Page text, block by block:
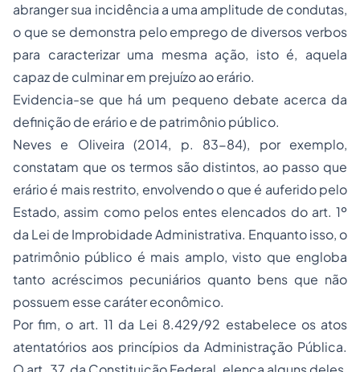
abranger sua incidência a uma amplitude de condutas,
o que se demonstra pelo emprego de diversos verbos
para caracterizar uma mesma ação, isto é, aquela
capaz de culminar em prejuízo ao erário.
Evidencia-se que há um pequeno debate acerca da
definição de erário e de patrimônio público.
Neves e Oliveira (2014, p. 83-84), por exemplo,
constatam que os termos são distintos, ao passo que
erário é mais restrito, envolvendo o que é auferido pelo
Estado, assim como pelos entes elencados do art. 1º
da Lei de Improbidade Administrativa. Enquanto isso, o
patrimônio público é mais amplo, visto que engloba
tanto acréscimos pecuniários quanto bens que não
possuem esse caráter econômico.
Por fim, o art. 11 da Lei 8.429/92 estabelece os atos
atentatórios aos princípios da Administração Pública.